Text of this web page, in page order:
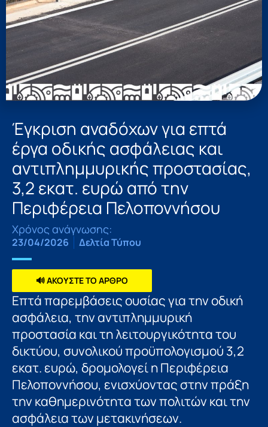
Έγκριση αναδόχων για επτά
έργα οδικής ασφάλειας και
αντιπλημμυρικής προστασίας,
3,2 εκατ. ευρώ από την
Περιφέρεια Πελοποννήσου
Χρόνος ανάγνωσης:
23/04/2026 Δελτία Τύπου
🔊 ΑΚΟΥΣΤΕ ΤΟ ΑΡΘΡΟ
Επτά παρεμβάσεις ουσίας για την οδική
ασφάλεια, την αντιπλημμυρική
προστασία και τη λειτουργικότητα του
δικτύου, συνολικού προϋπολογισμού 3,2
εκατ. ευρώ, δρομολογεί η Περιφέρεια
Πελοποννήσου, ενισχύοντας στην πράξη
την καθημερινότητα των πολιτών και την
ασφάλεια των μετακινήσεων.